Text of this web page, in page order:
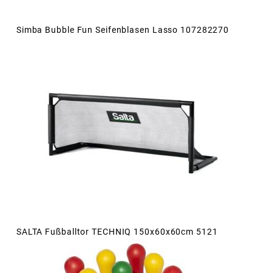
Simba Bubble Fun Seifenblasen Lasso 107282270
SALTA Fußballtor TECHNIQ 150x60x60cm 5121